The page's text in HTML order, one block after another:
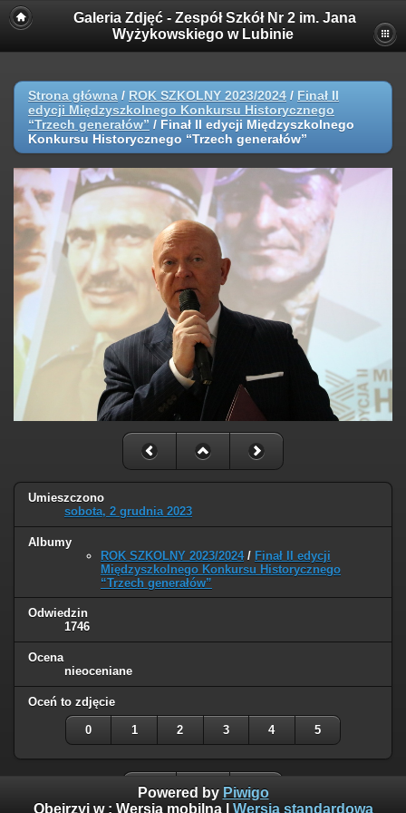
Galeria Zdjęć - Zespół Szkół Nr 2 im. Jana
Wyżykowskiego w Lubinie
Strona główna / ROK SZKOLNY 2023/2024 / Finał II
edycji Międzyszkolnego Konkursu Historycznego
“Trzech generałów” / Finał II edycji Międzyszkolnego
Konkursu Historycznego “Trzech generałów”
Umieszczono
sobota, 2 grudnia 2023
Albumy
ROK SZKOLNY 2023/2024/ Finał II edycji
Międzyszkolnego Konkursu Historycznego
“Trzech generałów”
Odwiedzin
1746
Ocena
nieoceniane
Oceń to zdjęcie
0 1 2 3 4 5
Powered by Piwigo
Obejrzyj w : Wersja mobilna| Wersja standardowa